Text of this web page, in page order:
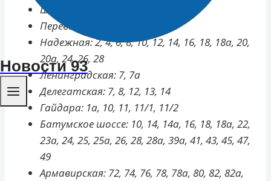
Новости 93
Шишкина: 21, 21а
Перевальная: 19
Надежная: 2, 4, 6, 8, 10, 12, 14, 16, 18, 18а, 20,
20а, 24, 26, 28
Ленинградская: 7, 7а
Делегатская: 7, 8, 12, 13, 14
Гайдара: 1а, 10, 11, 11/1, 11/2
Батумское шоссе: 10, 14, 14а, 16, 18, 18а, 22,
23а, 24, 25, 25а, 26, 28, 28а, 39а, 41, 43, 45, 47,
49
Армавирская: 72, 74, 76, 78, 78а, 80, 82, 82а,